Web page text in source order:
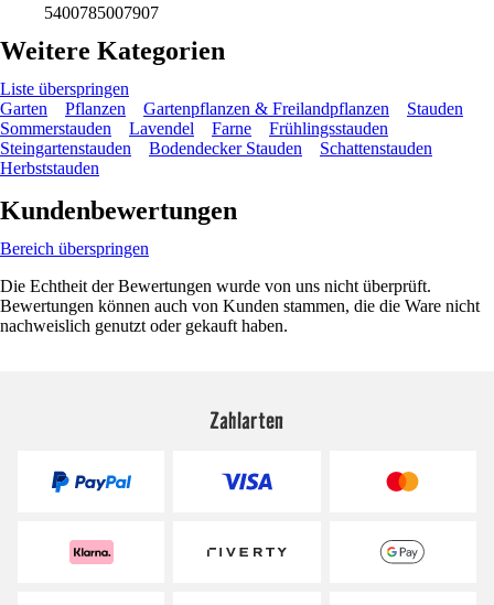
5400785007907
Weitere Kategorien
Liste überspringen
Garten
Pflanzen Gartenpflanzen & Freilandpflanzen
Stauden
Sommerstauden
Lavendel Farne
Frühlingsstauden
Steingartenstauden
Bodendecker Stauden
Schattenstauden
Herbststauden
Kundenbewertungen
Bereich überspringen
Die Echtheit der Bewertungen wurde von uns nicht überprüft.
Bewertungen können auch von Kunden stammen, die die Ware nicht
nachweislich genutzt oder gekauft haben.
Zahlarten